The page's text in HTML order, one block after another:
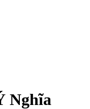
Nghĩa